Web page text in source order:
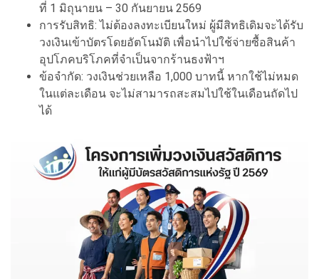
ที่ 1 มิถุนายน – 30 กันยายน 2569
การรับสิทธิ: ไม่ต้องลงทะเบียนใหม่ ผู้มีสิทธิเดิมจะได้รับ
วงเงินเข้าบัตรโดยอัตโนมัติ เพื่อนำไปใช้จ่ายซื้อสินค้า
อุปโภคบริโภคที่จำเป็นจากร้านธงฟ้าฯ
ข้อจำกัด: วงเงินช่วยเหลือ 1,000 บาทนี้ หากใช้ไม่หมด
ในแต่ละเดือน จะไม่สามารถสะสมไปใช้ในเดือนถัดไป
ได้